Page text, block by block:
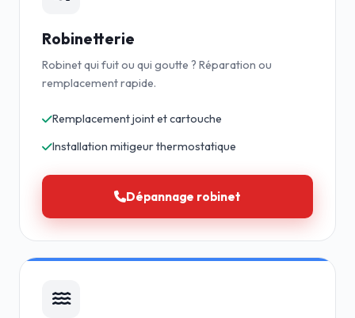
Robinetterie
Robinet qui fuit ou qui goutte ? Réparation ou
remplacement rapide.
Remplacement joint et cartouche
Installation mitigeur thermostatique
Dépannage robinet